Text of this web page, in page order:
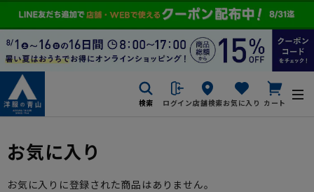
検索 ログイン店舗検索お気に入り カート
お気に入り
お気に入りに登録された商品はありません。